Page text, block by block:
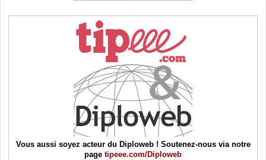
Vous aussi soyez acteur du Diploweb ! Soutenez-nous via notre
page tipeee.com/Diploweb